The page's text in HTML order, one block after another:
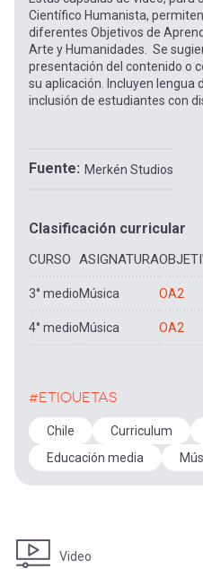
Científico Humanista,
diferentes Objetivos de
Arte y Humanidades. Se
presentación del contenido o
su aplicación. Incluyen lengua
inclusión de estudiantes con
Fuente Merkén Studios
Clasificación curricular
CURSO ASIGNATURA
3° medioMúsica OA2
4° medioMúsica OA2
#ETIQUETAS
Chile Curriculum
Educación media
Video